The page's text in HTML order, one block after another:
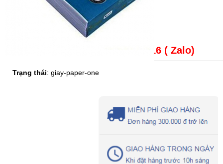
LH: 0979148816 ( Zalo)
Trạng thái: giay-paper-one